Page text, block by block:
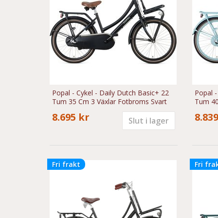
Popal - Cykel - Daily Dutch Basic+ 22
Tum 35 Cm 3 Växlar Fotbroms Svart
8.695 kr Slut i lager
Popal
Tum
Fri frakt Fri